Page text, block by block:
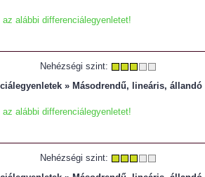
az alábbi differenciálegyenletet!
Nehézségi szint:
» Másodrendű, lineáris,
az alábbi differenciálegyenletet!
Nehézségi szint: